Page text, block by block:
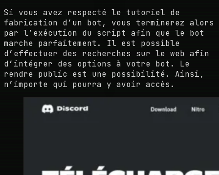
Si vous avez respecté le tutoriel de
fabrication d’un bot, vous terminerez alors
par l’exécution du script afin que le bot
marche parfaitement. Il est possible
d’effectuer des recherches sur le web afin
d’intégrer des options à votre bot. Le
rendre public est une possibilité. Ainsi,
n’importe qui pourra y avoir accès.